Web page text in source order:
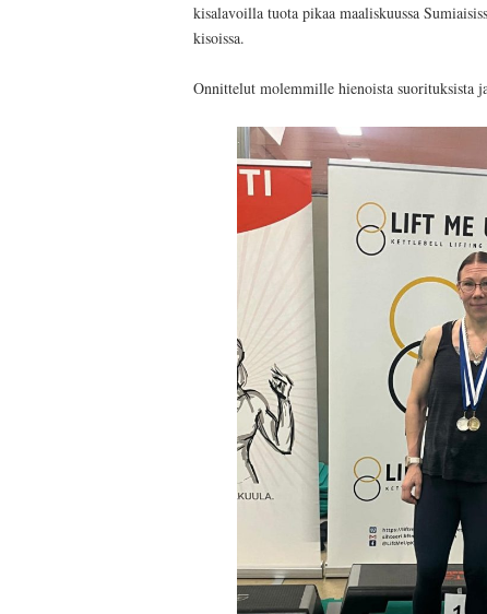
kisalavoilla tuota pikaa maaliskuussa
kisoissa.
Onnittelut molemmille hienoista suorituksista